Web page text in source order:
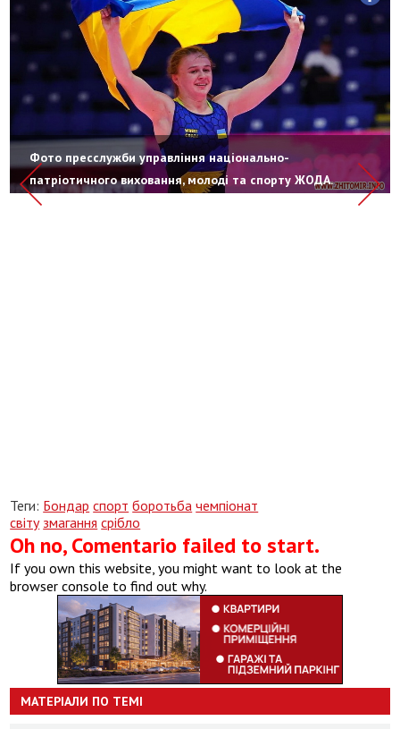
Фото пресслужби управління національно-
патріотичного виховання, молоді та спорту ЖОДА.
Теги: Бондар спорт боротьба чемпіонат
світу змагання срібло
Oh no, Comentario failed to start.
If you own this website, you might want to look at the
browser console to find out why.
МАТЕРІАЛИ ПО ТЕМІ